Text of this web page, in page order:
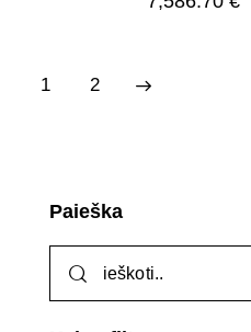
1 2
→
Paieška